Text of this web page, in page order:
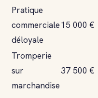
Pratique
commerciale
déloyale
15 000 €
Tromperie
sur
marchandise
37 500 €